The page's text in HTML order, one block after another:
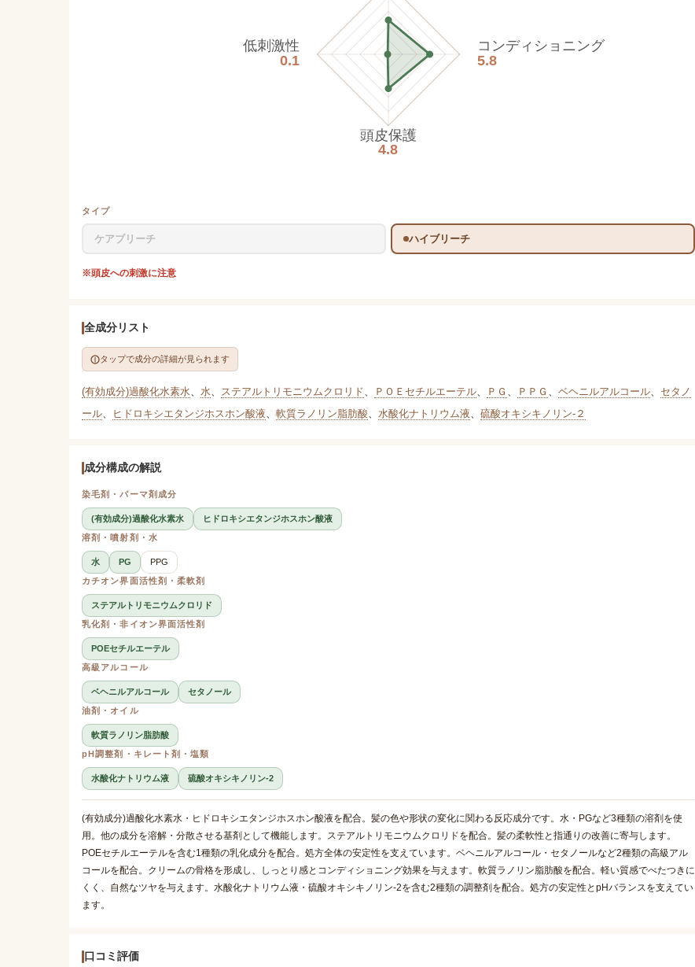
コンディショニング
5.8
頭皮保護
4.8
低刺激性
0.1
タイプ
ケアブリーチ ハイブリーチ
※頭皮への刺激に注意
全成分リスト
タップで成分の詳細が見られます
(有効成分)過酸化水素水、 水、 ステアルトリモニウムクロリド、 ＰＯＥセチルエーテル、 ＰＧ 、 ＰＰＧ 、 ベヘニルアルコール、 セタノ
ール、 ヒドロキシエタンジホスホン酸液、 軟質ラノリン脂肪酸、 水酸化ナトリウム液、 硫酸オキシキノリン-２
成分構成の解説
染毛剤・パーマ剤成分
(有効成分)過酸化水素水
ヒドロキシエタンジホスホン酸液
溶剤・噴射剤・水
水 PG
PPG
カチオン界面活性剤・柔軟剤
ステアルトリモニウムクロリド
乳化剤・非イオン界面活性剤
POEセチルエーテル
高級アルコール
ベヘニルアルコール
セタノール
油剤・オイル
軟質ラノリン脂肪酸
pH調整剤・キレート剤・塩類
水酸化ナトリウム液 硫酸オキシキノリン-2
(有効成分)過酸化水素水・ヒドロキシエタンジホスホン酸液を配合。髪の色や形状の変化に関わる反応成分です。水・PGなど3種類の溶剤を使
用。他の成分を溶解・分散させる基剤として機能します。ステアルトリモニウムクロリドを配合。髪の柔軟性と指通りの改善に寄与します。
POEセチルエーテルを含む1種類の乳化成分を配合。処方全体の安定性を支えています。ベヘニルアルコール・セタノールなど2種類の高級アル
コールを配合。クリームの骨格を形成し、しっとり感とコンディショニング効果を与えます。軟質ラノリン脂肪酸を配合。軽い質感でべたつきに
くく、自然なツヤを与えます。水酸化ナトリウム液・硫酸オキシキノリン-2を含む2種類の調整剤を配合。処方の安定性とpHバランスを支えてい
ます。
口コミ評価